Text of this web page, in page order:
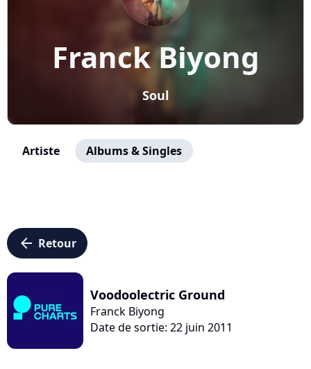
Franck Biyong
Soul
Artiste Albums & Singles
arrow_left Retour
Voodoolectric Ground
Franck Biyong
Date de sortie: 22 juin 2011